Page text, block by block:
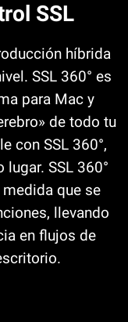
SSL
híbrida
SSL 360° es
para Mac y
de todo tu
con SSL 360°,
SSL 360°
que se
llevando
en flujos de